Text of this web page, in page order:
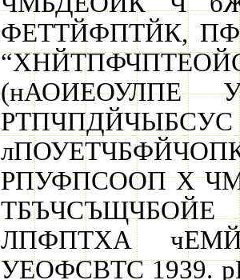
ФЕТТЙФПТЙК,
(нАОИЕОУЛПЕ
РПУФПСООП Х
ЛПФПТХА
УЕОФСВТС 1939.